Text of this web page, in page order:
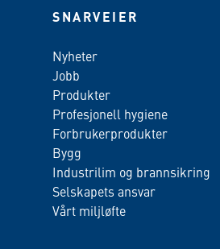
SNARVEIER
Nyheter
Jobb
Produkter
Profesjonell hygiene
Forbrukerprodukter
Bygg
Industrilim og brannsikring
Selskapets ansvar
Vårt miljløfte